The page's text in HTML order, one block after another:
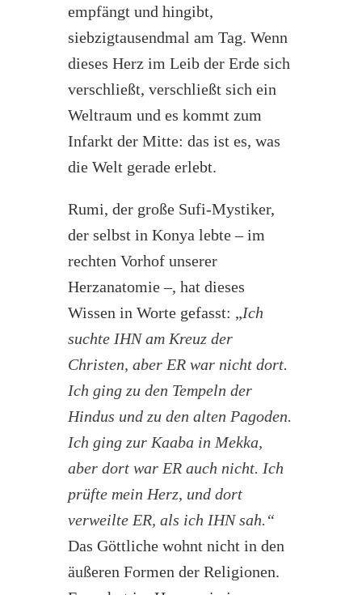
empfängt und hingibt,
siebzigtausendmal am Tag. Wenn
dieses Herz im Leib der Erde sich
verschließt, verschließt sich ein
Weltraum und es kommt zum
Infarkt der Mitte: das ist es, was
die Welt gerade erlebt.
Rumi, der große Sufi-Mystiker,
der selbst in Konya lebte – im
rechten Vorhof unserer
Herzanatomie –, hat dieses
Wissen in Worte gefasst: „Ich
suchte IHN am Kreuz der
Christen, aber ER war nicht dort.
Ich ging zu den Tempeln der
Hindus und zu den alten Pagoden.
Ich ging zur Kaaba in Mekka,
aber dort war ER auch nicht. Ich
prüfte mein Herz, und dort
verweilte ER, als ich IHN sah.“
Das Göttliche wohnt nicht in den
äußeren Formen der Religionen.